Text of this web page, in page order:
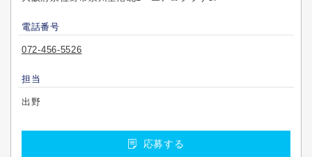
電話番号
072-456-5526
担当
出野
応募する